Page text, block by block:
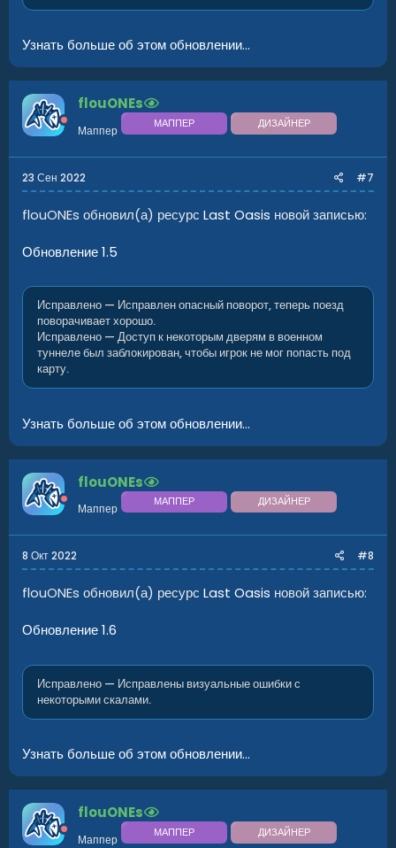
Узнать больше об этом обновлении...
flouONEs
Маппер МАППЕР ДИЗАЙНЕР
23 Сен 2022 #7
flouONEs обновил(а) ресурс Last Oasis новой записью:
Обновление 1.5
Исправлено — Исправлен опасный поворот, теперь поезд
поворачивает хорошо.
Исправлено — Доступ к некоторым дверям в военном
туннеле был заблокирован, чтобы игрок не мог попасть под
карту.
Узнать больше об этом обновлении...
flouONEs
Маппер МАППЕР ДИЗАЙНЕР
8 Окт 2022 #8
flouONEs обновил(а) ресурс Last Oasis новой записью:
Обновление 1.6
Исправлено — Исправлены визуальные ошибки с
некоторыми скалами.
Узнать больше об этом обновлении...
flouONEs
Маппер МАППЕР ДИЗАЙНЕР